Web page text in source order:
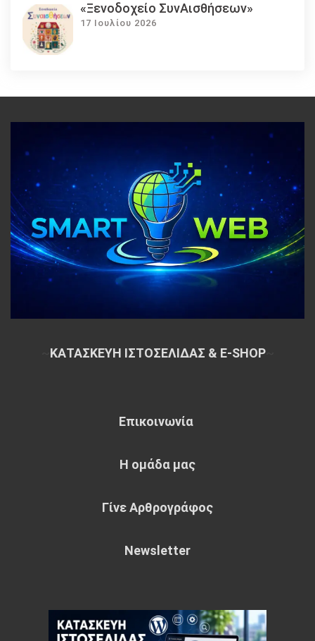
«Ξενοδοχείο ΣυνΑισθήσεων»
17 Ιουλίου 2026
ΚΑΤΑΣΚΕΥΗ ΙΣΤΟΣΕΛΙΔΑΣ & E-SHOP~
Επικοινωνία
Η ομάδα μας
Γίνε Αρθρογράφος
Newsletter